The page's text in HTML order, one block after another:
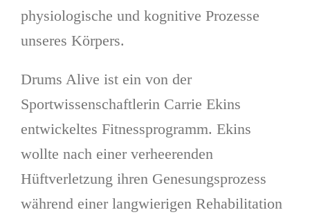
physiologische und kognitive Prozesse
unseres Körpers.
Drums Alive ist ein von der
Sportwissenschaftlerin Carrie Ekins
entwickeltes Fitnessprogramm. Ekins
wollte nach einer verheerenden
Hüftverletzung ihren Genesungsprozess
während einer langwierigen Rehabilitation